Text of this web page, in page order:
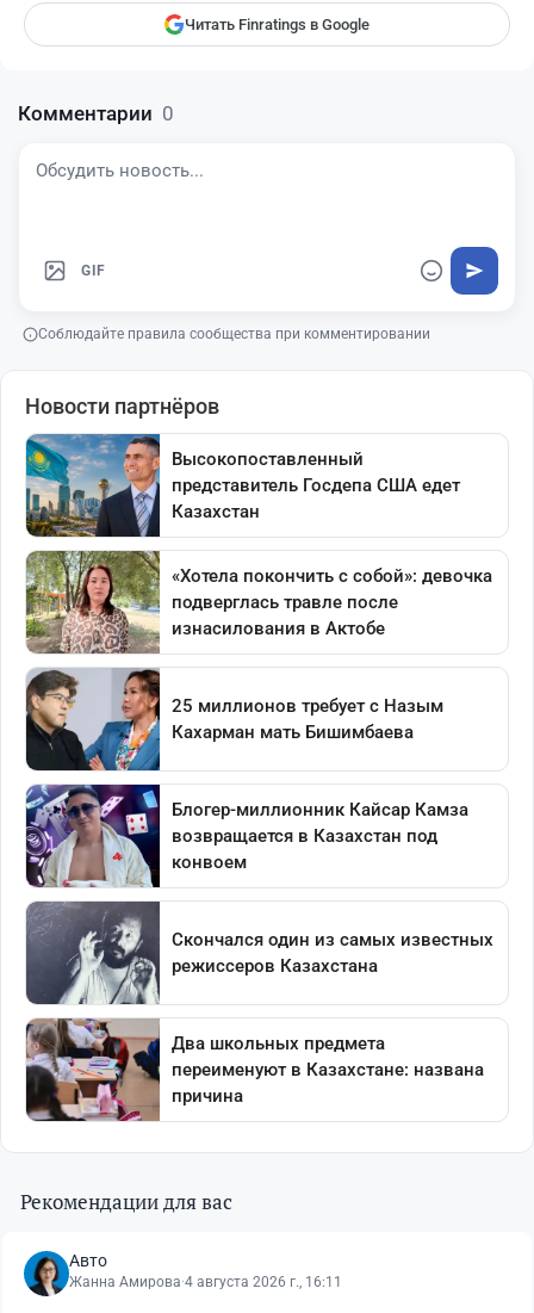
Читать Finratings в Google
Комментарии 0
GIF
Соблюдайте правила сообщества при комментировании
Рекомендации для вас
Авто
Жанна Амирова·4 августа 2026 г., 16:11